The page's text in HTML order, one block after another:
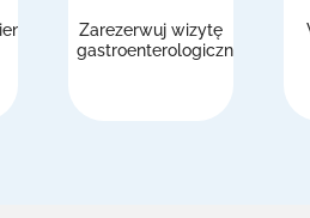
Zarezerwuj wizytę
gastroenterologiczną